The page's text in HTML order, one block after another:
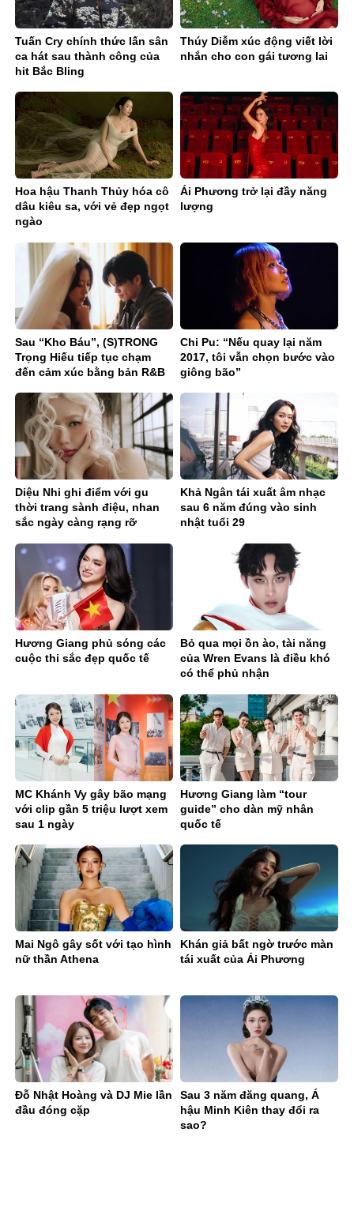
Tuấn Cry chính thức lấn sân
ca hát sau thành công của
hit Bắc Bling
Thúy Diễm xúc động viết lời
nhắn cho con gái tương lai
Hoa hậu Thanh Thủy hóa cô
dâu kiêu sa, với vẻ đẹp ngọt
ngào
Ái Phương trở lại đầy năng
lượng
Sau “Kho Báu”, (S)TRONG
Trọng Hiếu tiếp tục chạm
đến cảm xúc bằng bản R&B
Chi Pu: “Nếu quay lại năm
2017, tôi vẫn chọn bước vào
giông bão”
Diệu Nhi ghi điểm với gu
thời trang sành điệu, nhan
sắc ngày càng rạng rỡ
Khả Ngân tái xuất âm nhạc
sau 6 năm đúng vào sinh
nhật tuổi 29
Hương Giang phủ sóng các
cuộc thi sắc đẹp quốc tế
Bỏ qua mọi ồn ào, tài năng
của Wren Evans là điều khó
có thể phủ nhận
MC Khánh Vy gây bão mạng
với clip gần 5 triệu lượt xem
sau 1 ngày
Hương Giang làm “tour
guide” cho dàn mỹ nhân
quốc tế
Mai Ngô gây sốt với tạo hình
nữ thần Athena
Khán giả bất ngờ trước màn
tái xuất của Ái Phương
Đỗ Nhật Hoàng và DJ Mie lần
đầu đóng cặp
Sau 3 năm đăng quang, Á
hậu Minh Kiên thay đổi ra
sao?